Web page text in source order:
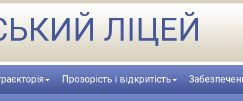
ЛІЦЕЙ
Прозорість і відкритість